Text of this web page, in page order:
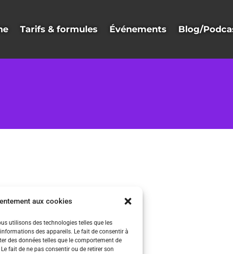
aux cookies
utilisons des technologies telles que les
des appareils. Le fait de consentir à
des données telles que le comportement de
fait de ne pas consentir ou de retirer son
Tarifs & formules Événements Blog/